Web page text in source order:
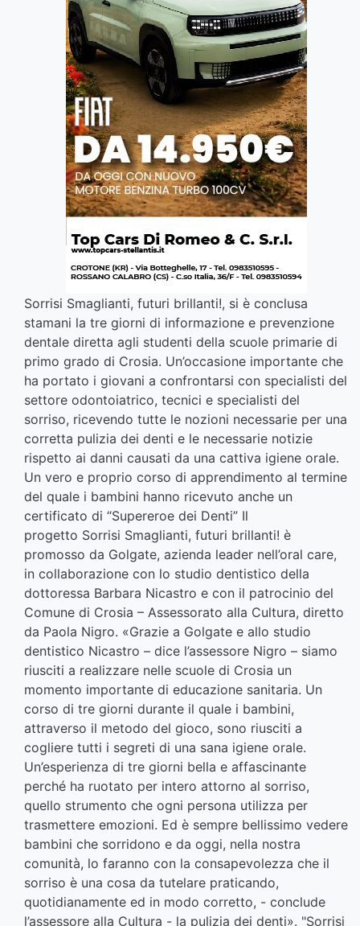
Sorrisi Smaglianti, futuri brillanti!, si è conclusa
stamani la tre giorni di informazione e prevenzione
dentale diretta agli studenti della scuole primarie di
primo grado di Crosia. Un’occasione importante che
ha portato i giovani a confrontarsi con specialisti del
settore odontoiatrico, tecnici e specialisti del
sorriso, ricevendo tutte le nozioni necessarie per una
corretta pulizia dei denti e le necessarie notizie
rispetto ai danni causati da una cattiva igiene orale.
Un vero e proprio corso di apprendimento al termine
del quale i bambini hanno ricevuto anche un
certificato di “Supereroe dei Denti” Il
progetto Sorrisi Smaglianti, futuri brillanti! è
promosso da Golgate, azienda leader nell’oral care,
in collaborazione con lo studio dentistico della
dottoressa Barbara Nicastro e con il patrocinio del
Comune di Crosia – Assessorato alla Cultura, diretto
da Paola Nigro. «Grazie a Golgate e allo studio
dentistico Nicastro – dice l’assessore Nigro – siamo
riusciti a realizzare nelle scuole di Crosia un
momento importante di educazione sanitaria. Un
corso di tre giorni durante il quale i bambini,
attraverso il metodo del gioco, sono riusciti a
cogliere tutti i segreti di una sana igiene orale.
Un’esperienza di tre giorni bella e affascinante
perché ha ruotato per intero attorno al sorriso,
quello strumento che ogni persona utilizza per
trasmettere emozioni. Ed è sempre bellissimo vedere
bambini che sorridono e da oggi, nella nostra
comunità, lo faranno con la consapevolezza che il
sorriso è una cosa da tutelare praticando,
quotidianamente ed in modo corretto, - conclude
l’assessore alla Cultura - la pulizia dei denti». "Sorrisi